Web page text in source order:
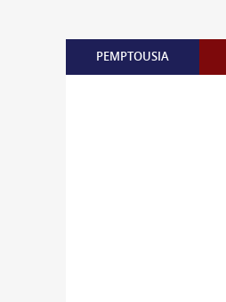
PEMPTOUSIA